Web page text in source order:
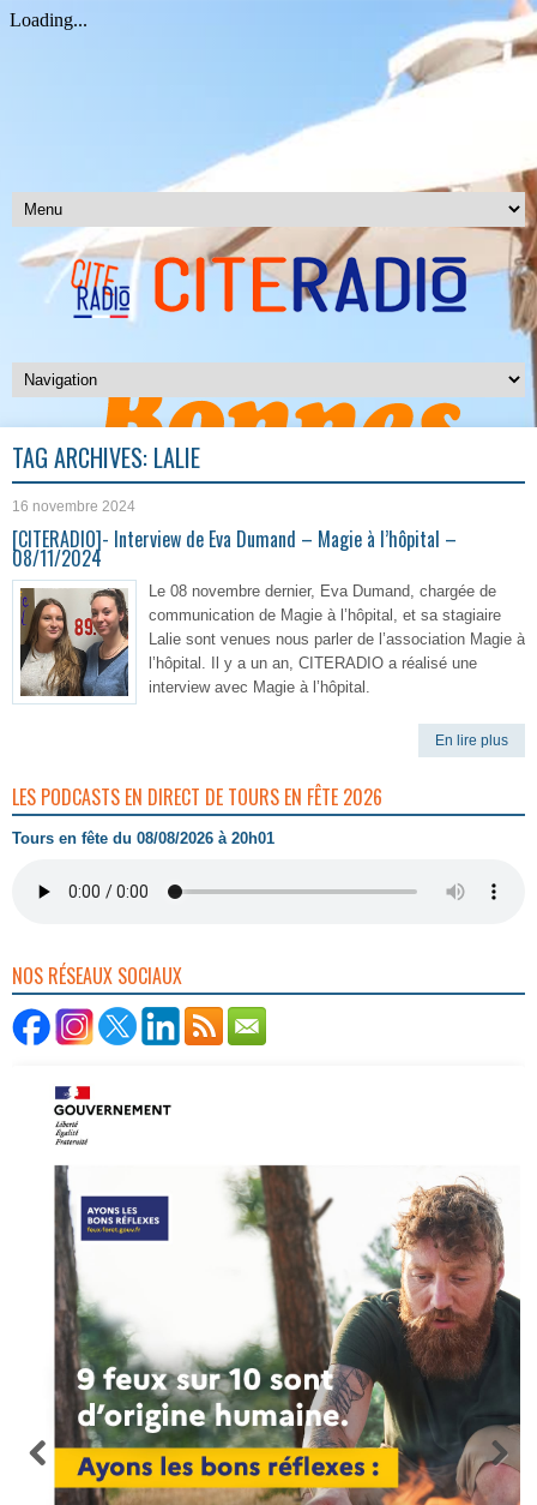
TAG ARCHIVES: LALIE
16 novembre 2024
[CITERADIO]- Interview de Eva Dumand – Magie à l’hôpital –
08/11/2024
Le 08 novembre dernier, Eva Dumand, chargée de
communication de Magie à l’hôpital, et sa stagiaire
Lalie sont venues nous parler de l’association Magie à
l’hôpital. Il y a un an, CITERADIO a réalisé une
interview avec Magie à l’hôpital.
En lire plus
LES PODCASTS EN DIRECT DE TOURS EN FÊTE 2026
Tours en fête du 08/08/2026 à 20h01
NOS RÉSEAUX SOCIAUX